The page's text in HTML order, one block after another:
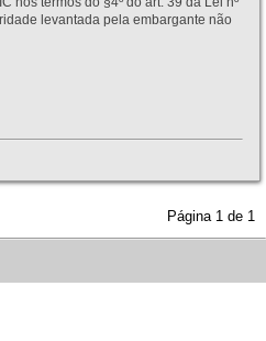
levantada pela embargante não
Página 1 de 1